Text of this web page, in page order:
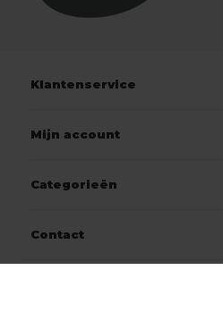
Klantenservice
Mijn account
Categorieën
Contact